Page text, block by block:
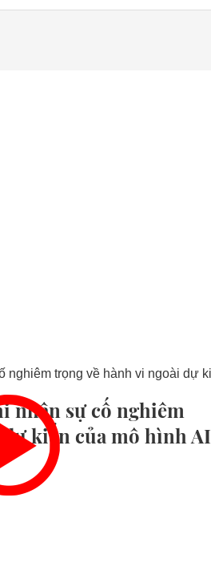
nhận sự cố nghiêm
kiến của mô hình AI